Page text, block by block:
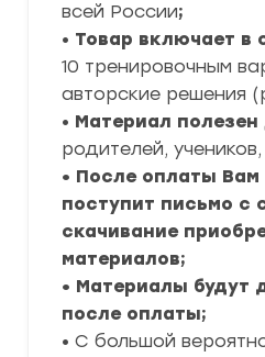
всей России;
• Товар включает в
10 тренировочным
авторские решения
• Материал полезен
родителей,
• После оплаты Вам
поступит письмо с
скачивание
материалов;
• Материалы будут
после оплаты;
• С большой